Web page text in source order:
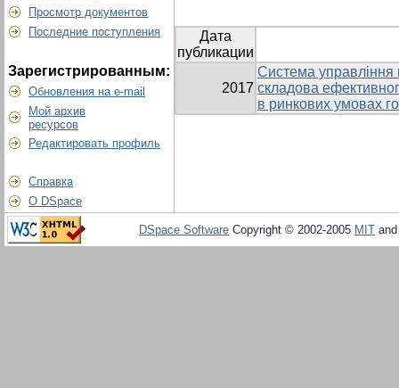
Просмотр документов
Последние поступления
Зарегистрированным:
Обновления на e-mail
Мой архив
ресурсов
Редактировать профиль
Справка
О DSpace
Дата
публикации
2017
Система
складова
в ринкових умовах
DSpace Software Copyright © 2002-2005 MIT